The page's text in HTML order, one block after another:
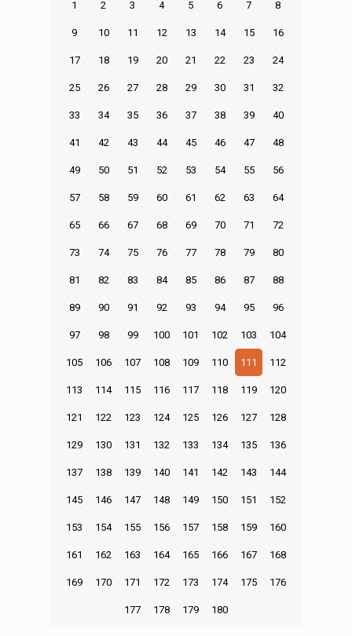
1 2 3 4 5 6 7 8
9 10 11 12 13 14 15 16
17 18 19 20 21 22 23 24
25 26 27 28 29 30 31 32
33 34 35 36 37 38 39 40
41 42 43 44 45 46 47 48
49 50 51 52 53 54 55 56
57 58 59 60 61 62 63 64
65 66 67 68 69 70 71 72
73 74 75 76 77 78 79 80
81 82 83 84 85 86 87 88
89 90 91 92 93 94 95 96
97 98 99 100 101 102 103 104
105 106 107 108 109 110 111 112
113 114 115 116 117 118 119 120
121 122 123 124 125 126 127 128
129 130 131 132 133 134 135 136
137 138 139 140 141 142 143 144
145 146 147 148 149 150 151 152
153 154 155 156 157 158 159 160
161 162 163 164 165 166 167 168
169 170 171 172 173 174 175 176
177 178 179 180